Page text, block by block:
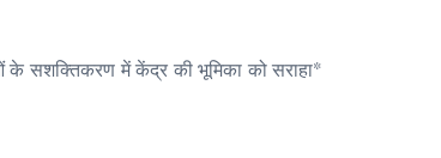
सशक्तिकरण में केंद्र की भूमिका को सराहा*